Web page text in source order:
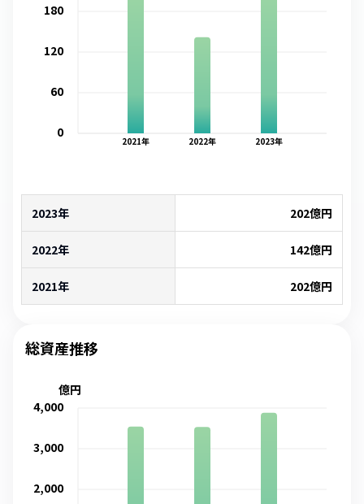
2021年 2022年 2023年
0
60
120
180
2023年 202億円
2022年 142億円
2021年 202億円
総資産推移
2,000
3,000
4,000
億円